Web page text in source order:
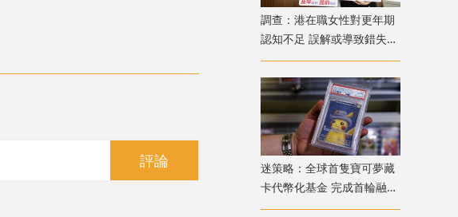
評論
調查：港在職女性對更年期
認知不足 誤解或導致錯失
「黃金預防期」
迷策略：全球首隻寶可夢藏
卡代幣化基金 完成首輪融資
兼獲超購